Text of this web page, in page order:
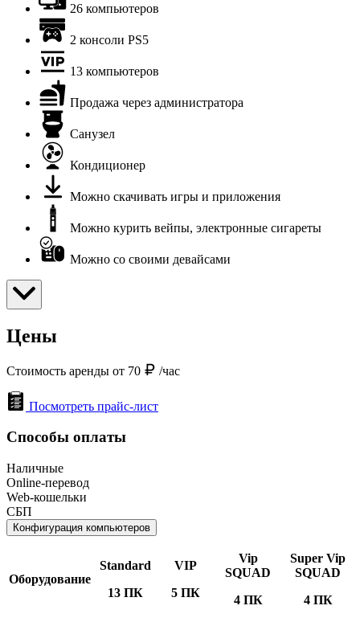
26 компьютеров
2 консоли PS5
13 компьютеров
Продажа через администратора
Санузел
Кондиционер
Можно скачивать игры и приложения
Можно курить вейпы, электронные сигареты
Можно со своими девайсами
Цены
Стоимость аренды от 70 /час
Посмотреть прайс-лист
Способы оплаты
Наличные
Online-перевод
Web-кошельки
СБП
Конфигурация компьютеров
Оборудование
Standard
13 ПК
VIP
5 ПК
Vip
SQUAD
4 ПК
Super Vip
SQUAD
4 ПК